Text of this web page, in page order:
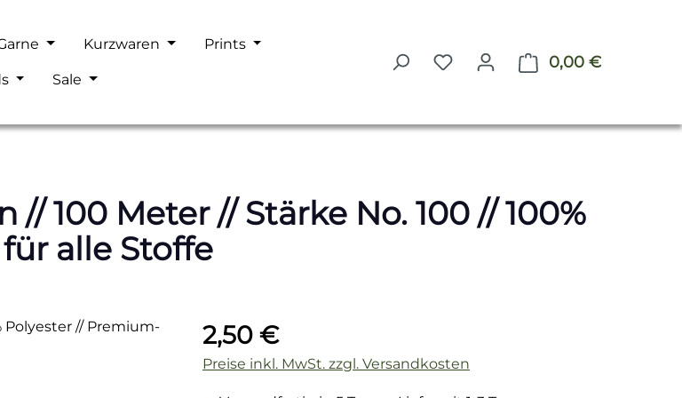
Kurzwaren Prints
Sale
0,00 €
100 Meter // Stärke No. 100 // 100%
alle Stoffe
Regulärer Preis:
2,50 €
Preise inkl. MwSt. zzgl. Versandkosten